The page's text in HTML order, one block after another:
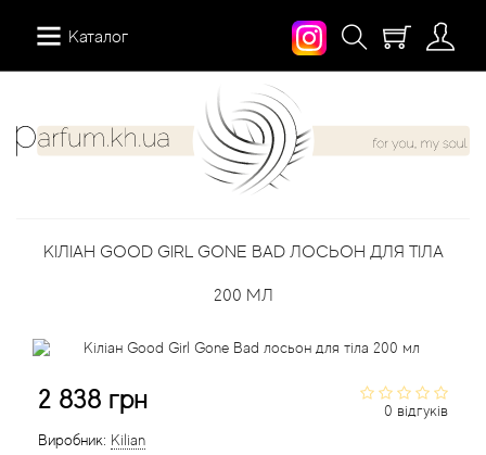
Каталог
КІЛІАН GOOD GIRL GONE BAD ЛОСЬОН ДЛЯ ТІЛА
200 МЛ
0 відгуків
2 838 грн
Виробник: Kilian
12 Parfumeurs Francais
Absolument Parfumeur
Про нас
Контакти
Мій аккаунт